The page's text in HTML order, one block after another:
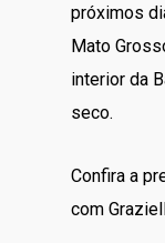
próximos
Mato
interior da
seco.
Confira a
com